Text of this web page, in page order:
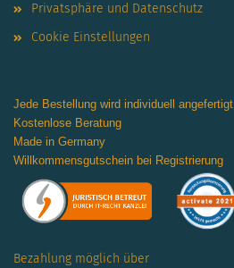
Privatsphäre und Datenschutz
Cookie Einstellungen
Jede Bestellung wird individuell angefertigt
Kostenlose Beratung
Made in Germany
Willkommensgutschein bei Registrierung
Bezahlung möglich über